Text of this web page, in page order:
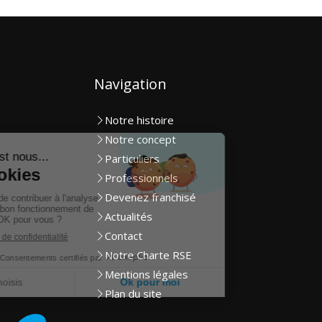
Navigation
Notre histoire
Notre concept
Particuliers
Professionnels
Devenez franchisé
Actualités
Contact
Notre Charte RSE
Mentions légales
Plan du site